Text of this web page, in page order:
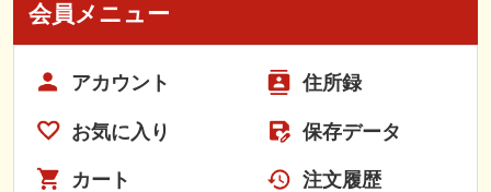
会員メニュー
アカウント 住所録
お気に入り 保存データ
カート 注文履歴